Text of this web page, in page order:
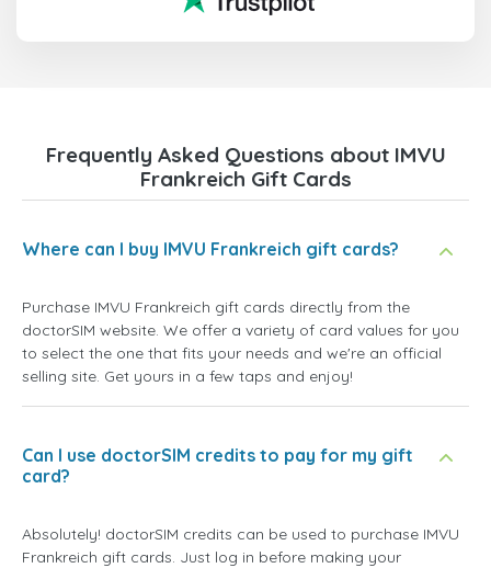
Frequently Asked Questions about IMVU
Frankreich Gift Cards
Where can I buy IMVU Frankreich gift cards?
Purchase IMVU Frankreich gift cards directly from the
doctorSIM website. We offer a variety of card values for you
to select the one that fits your needs and we're an official
selling site. Get yours in a few taps and enjoy!
Can I use doctorSIM credits to pay for my gift
card?
Absolutely! doctorSIM credits can be used to purchase IMVU
Frankreich gift cards. Just log in before making your